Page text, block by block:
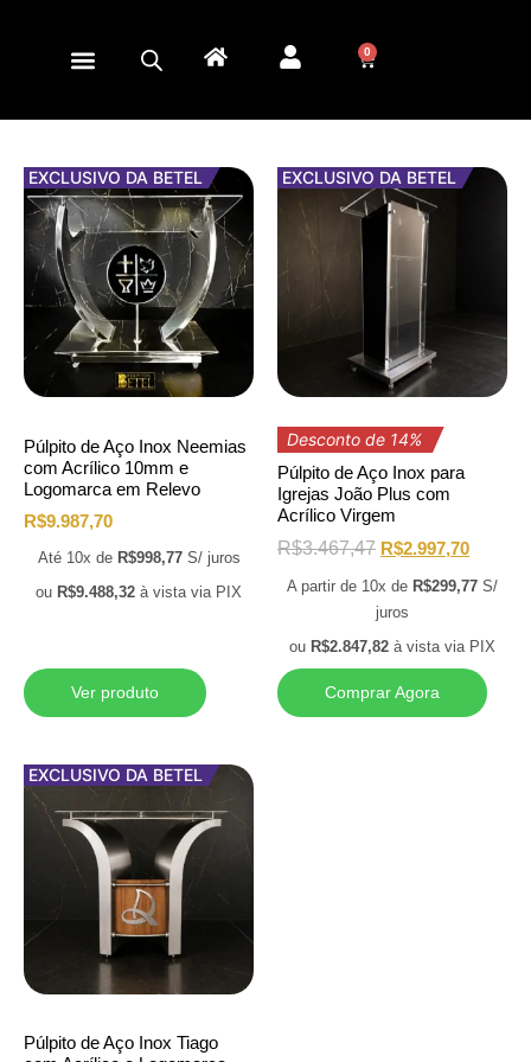
0
EXCLUSIVO DA BETEL
Púlpito de Aço Inox Neemias
com Acrílico 10mm e
Logomarca em Relevo
R$9.987,70
Até 10x de R$998,77 S/ juros
ou R$9.488,32 à vista via PIX
Ver produto
EXCLUSIVO DA BETEL
Desconto de 14%
Púlpito de Aço Inox para
Igrejas João Plus com
Acrílico Virgem
R$3.467,47 R$2.997,70
A partir de 10x de R$299,77 S/
juros
ou R$2.847,82 à vista via PIX
Comprar Agora
EXCLUSIVO DA BETEL
Púlpito de Aço Inox Tiago